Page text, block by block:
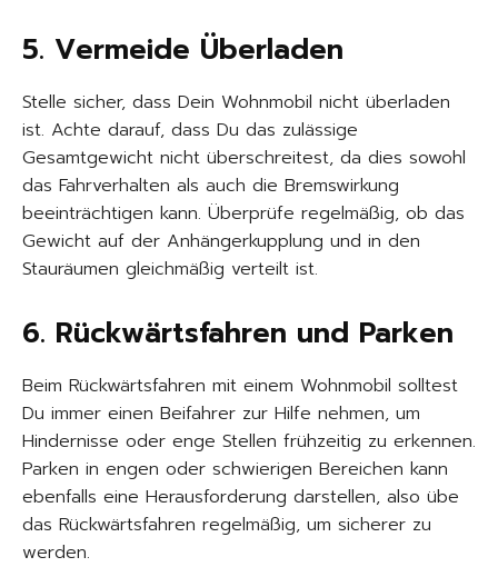
5. Vermeide Überladen
Stelle sicher, dass Dein Wohnmobil nicht überladen
ist. Achte darauf, dass Du das zulässige
Gesamtgewicht nicht überschreitest, da dies sowohl
das Fahrverhalten als auch die Bremswirkung
beeinträchtigen kann. Überprüfe regelmäßig, ob das
Gewicht auf der Anhängerkupplung und in den
Stauräumen gleichmäßig verteilt ist.
6. Rückwärtsfahren und Parken
Beim Rückwärtsfahren mit einem Wohnmobil solltest
Du immer einen Beifahrer zur Hilfe nehmen, um
Hindernisse oder enge Stellen frühzeitig zu erkennen.
Parken in engen oder schwierigen Bereichen kann
ebenfalls eine Herausforderung darstellen, also übe
das Rückwärtsfahren regelmäßig, um sicherer zu
werden.